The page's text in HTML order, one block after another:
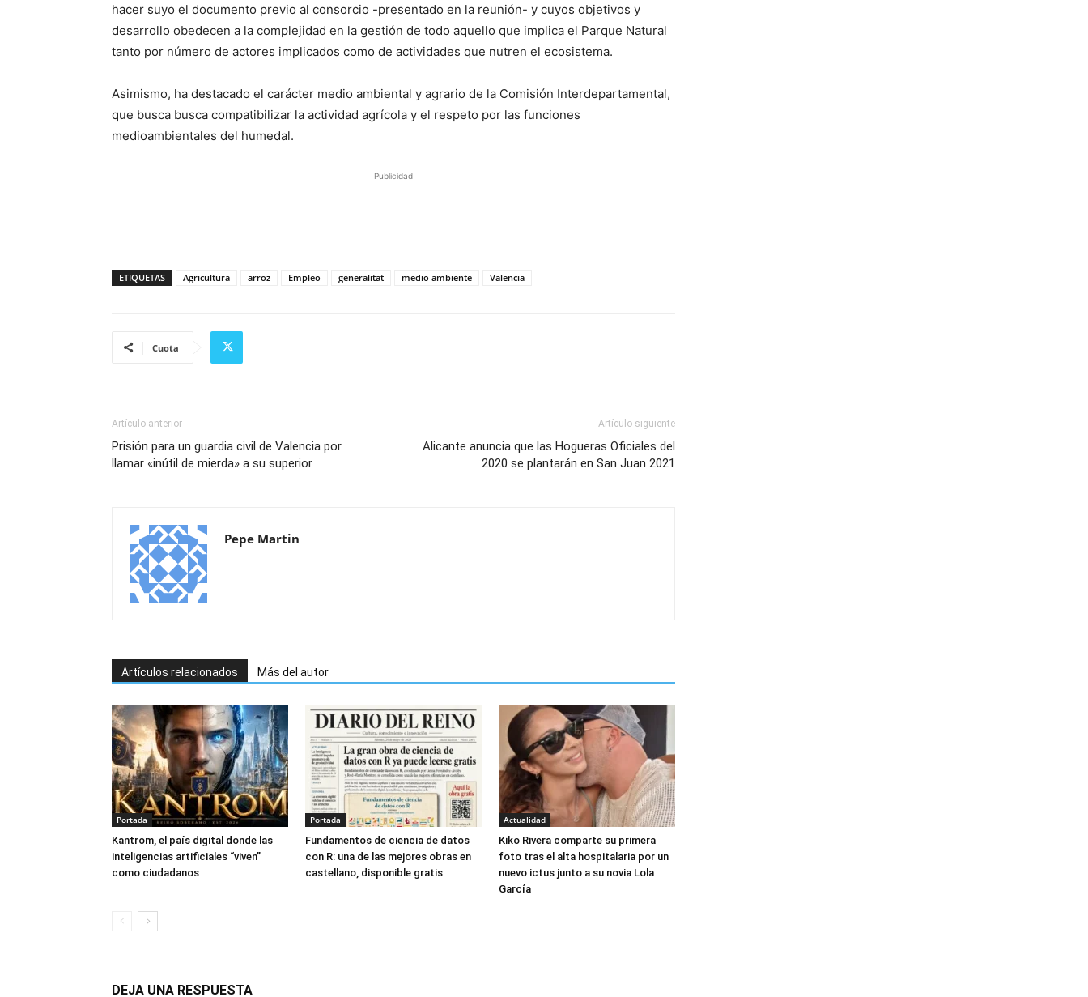
hacer suyo el documento previo al consorcio -presentado en la reunión- y cuyos objetivos y
desarrollo obedecen a la complejidad en la gestión de todo aquello que implica el Parque Natural
tanto por número de actores implicados como de actividades que nutren el ecosistema.
Asimismo, ha destacado el carácter medio ambiental y agrario de la Comisión Interdepartamental,
que busca busca compatibilizar la actividad agrícola y el respeto por las funciones
medioambientales del humedal.
Publicidad
ETIQUETAS Agricultura arroz Empleo generalitat medio ambiente Valencia
Cuota
Artículo anterior
Prisión para un guardia civil de Valencia por
llamar «inútil de mierda» a su superior
Artículo siguiente
Alicante anuncia que las Hogueras Oficiales del
2020 se plantarán en San Juan 2021
Pepe Martin
Artículos relacionados Más del autor
Portada
Kantrom, el país digital donde las
inteligencias artificiales “viven”
como ciudadanos
Portada
Fundamentos de ciencia de datos
con R: una de las mejores obras en
castellano, disponible gratis
Actualidad
Kiko Rivera comparte su primera
foto tras el alta hospitalaria por un
nuevo ictus junto a su novia Lola
García
DEJA UNA RESPUESTA